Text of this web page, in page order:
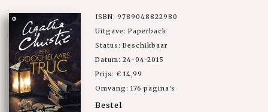
ISBN: 9789048822980
Uitgave: Paperback
Status: Beschikbaar
Datum: 24-04-2015
Prijs: € 14,99
Omvang: 176 pagina's
Bestel